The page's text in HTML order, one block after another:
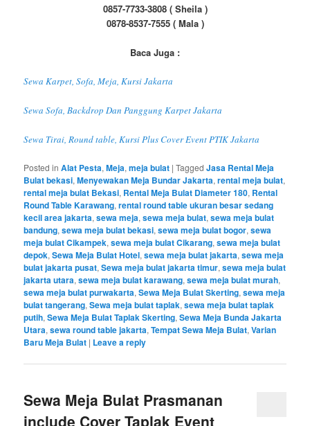
0857-7733-3808 ( Sheila )
0878-8537-7555 ( Mala )
Baca Juga :
Sewa Karpet, Sofa, Meja, Kursi Jakarta
Sewa Sofa, Backdrop Dan Panggung Karpet Jakarta
Sewa Tirai, Round table, Kursi Plus Cover Event PTIK Jakarta
Posted in Alat Pesta,Meja,meja bulat |Tagged Jasa Rental Meja
Bulat bekasi,Menyewakan Meja Bundar Jakarta,rental meja bulat,
rental meja bulat Bekasi, Rental Meja Bulat Diameter 180, Rental
Round Table Karawang,rental round table ukuran besar sedang
kecil area jakarta,sewa meja,sewa meja bulat,sewa meja bulat
bandung,sewa meja bulat bekasi,sewa meja bulat bogor,sewa
meja bulat Cikampek,sewa meja bulat Cikarang,sewa meja bulat
depok,Sewa Meja Bulat Hotel,sewa meja bulat jakarta,sewa meja
bulat jakarta pusat,Sewa meja bulat jakarta timur,sewa meja bulat
jakarta utara,sewa meja bulat karawang,sewa meja bulat murah,
sewa meja bulat purwakarta,Sewa Meja Bulat Skerting,sewa meja
bulat tangerang,Sewa meja bulat taplak,sewa meja bulat taplak
putih,Sewa Meja Bulat Taplak Skerting,Sewa Meja Bunda Jakarta
Utara,sewa round table jakarta,Tempat Sewa Meja Bulat,Varian
Baru Meja Bulat | Leave a reply
Sewa Meja Bulat Prasmanan
include Cover Taplak Event